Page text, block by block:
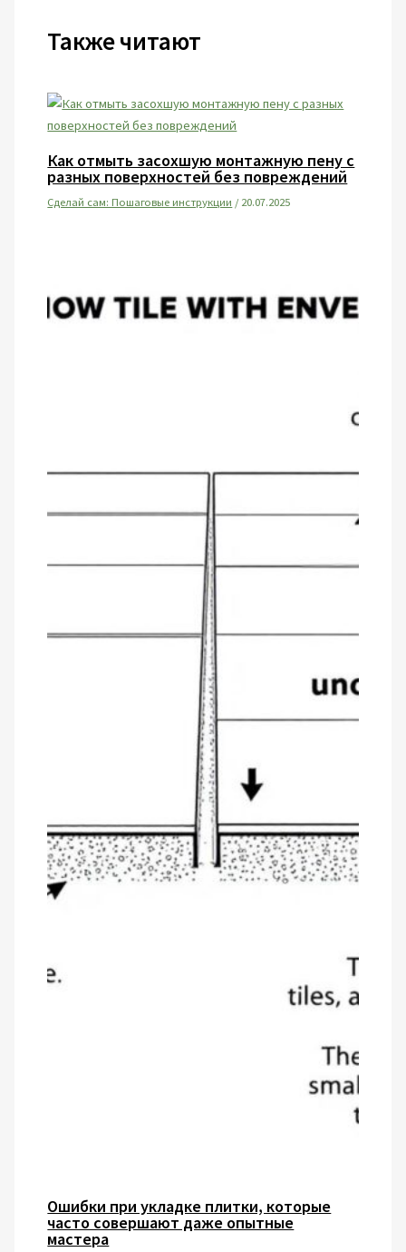
Также читают
Как отмыть засохшую монтажную пену с
разных поверхностей без повреждений
Сделай сам: Пошаговые инструкции /20.07.2025
Ошибки при укладке плитки, которые
часто совершают даже опытные
мастера